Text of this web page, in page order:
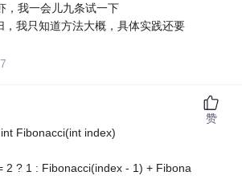
，我一会儿九条试一下
，我只知道方法大概，具体实践还要
Fibonacci(int index)
2 ? 1 : Fibonacci(index - 1) + Fibona
赞